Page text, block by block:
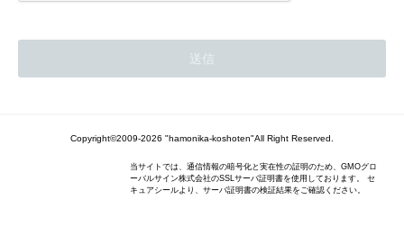
Copyright©2009-2026 "hamonika-koshoten"All Right Reserved.
当サイトでは、通信情報の暗号化と実在性の証明のため、GMOグロ
ーバルサイン株式会社のSSLサーバ証明書を使用しております。 セ
キュアシールより、サーバ証明書の検証結果をご確認ください。